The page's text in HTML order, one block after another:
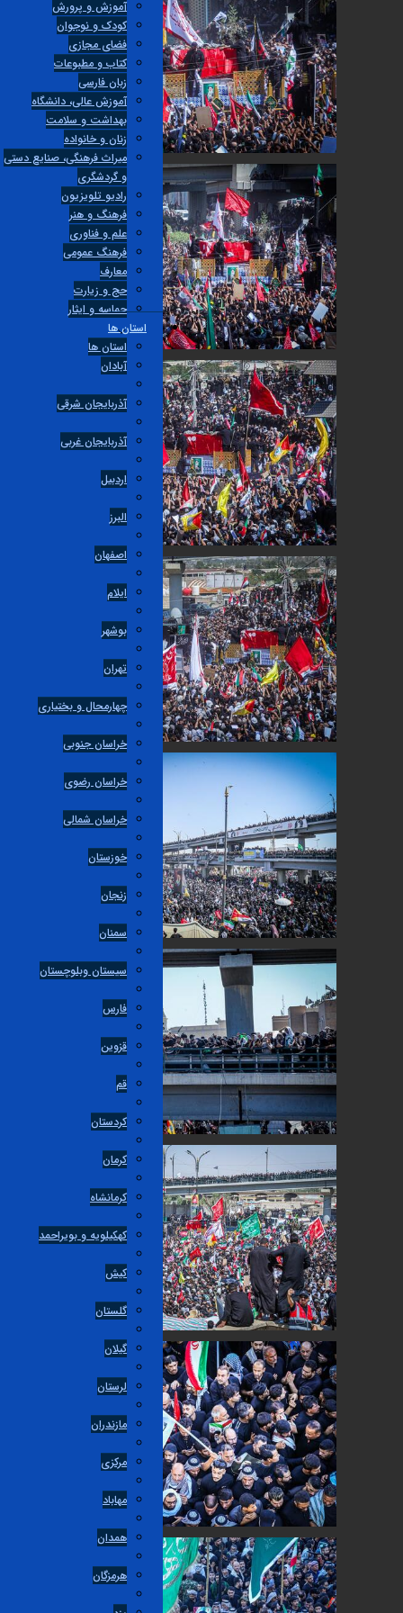
آموزش و پرورش
کودک و نوجوان
فضای مجازی
کتاب و مطبوعات
زبان فارسی
آموزش عالی، دانشگاه
بهداشت و سلامت
زنان و خانواده
میراث فرهنگی، صنایع دستی
و گردشگری
راديو تلويزيون
فرهنگ و هنر
علم و فناوری
فرهنگ عمومی
معارف
حج و زیارت
حماسه و ایثار
استان ها
استان ها
آبادان
آذربایجان شرقی
آذربایجان غربی
اردبیل
اصفهان
بوشهر
تهران
چهارمحال و بختیاری
خراسان جنوبی
خراسان رضوی
خراسان شمالی
خوزستان
زنجان
سمنان
سیستان وبلوچستان
فارس
قزوین
کردستان
کرمان
کرمانشاه
کهکیلویه و بویراحمد
کیش
گلستان
گیلان
لرستان
مازندران
مرکزی
مهاباد
همدان
هرمزگان